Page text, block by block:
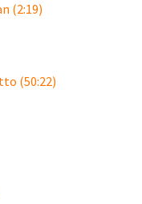
(2:19)
(50:22)